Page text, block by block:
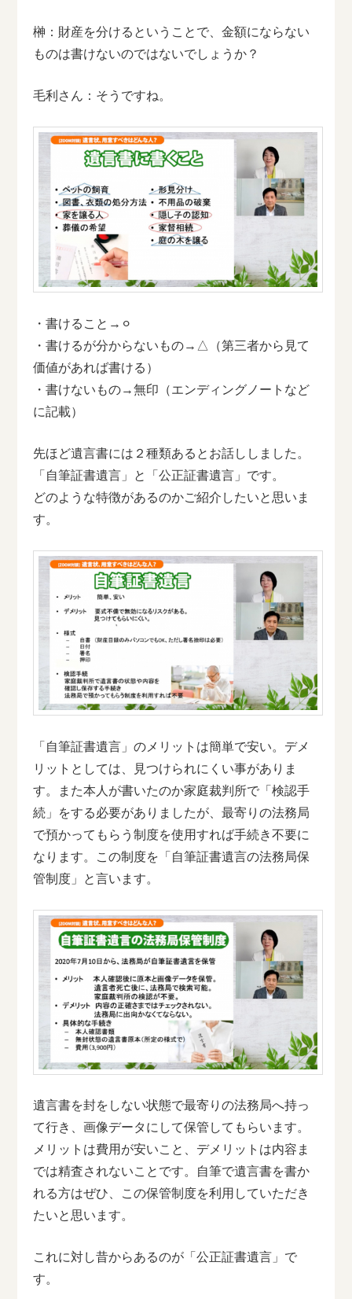
榊：財産を分けるということで、金額にならない
ものは書けないのではないでしょうか？
毛利さん：そうですね。
・書けること→⚪︎
・書けるが分からないもの→△（第三者から見て
価値があれば書ける）
・書けないもの→無印（エンディングノートなど
に記載）
先ほど遺言書には２種類あるとお話ししました。
「自筆証書遺言」と「公正証書遺言」です。
どのような特徴があるのかご紹介したいと思いま
す。
「自筆証書遺言」のメリットは簡単で安い。デメ
リットとしては、見つけられにくい事がありま
す。また本人が書いたのか家庭裁判所で「検認手
続」をする必要がありましたが、最寄りの法務局
で預かってもらう制度を使用すれば手続き不要に
なります。この制度を「自筆証書遺言の法務局保
管制度」と言います。
遺言書を封をしない状態で最寄りの法務局へ持っ
て行き、画像データにして保管してもらいます。
メリットは費用が安いこと、デメリットは内容ま
では精査されないことです。自筆で遺言書を書か
れる方はぜひ、この保管制度を利用していただき
たいと思います。
これに対し昔からあるのが「公正証書遺言」で
す。